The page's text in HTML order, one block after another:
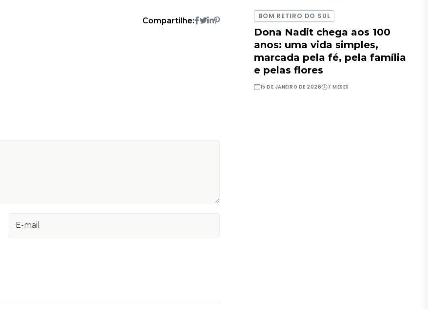
Compartilhe:
BOM RETIRO DO SUL
Dona Nadit chega aos 100
anos: uma vida simples,
marcada pela fé, pela família
e pelas flores
15 DE JANEIRO DE 2026 7 MESES